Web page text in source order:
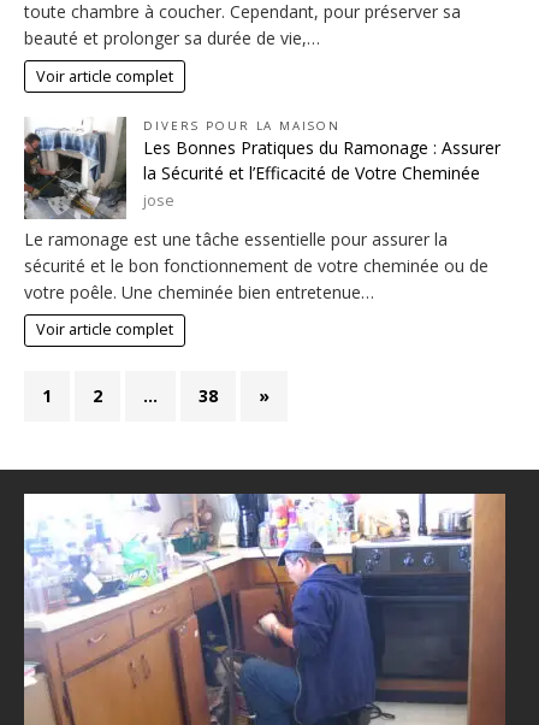
toute chambre à coucher. Cependant, pour préserver sa
beauté et prolonger sa durée de vie,…
Voir article complet
DIVERS POUR LA MAISON
Les Bonnes Pratiques du Ramonage : Assurer
la Sécurité et l’Efficacité de Votre Cheminée
jose
Le ramonage est une tâche essentielle pour assurer la
sécurité et le bon fonctionnement de votre cheminée ou de
votre poêle. Une cheminée bien entretenue…
Voir article complet
1 2 … 38 »